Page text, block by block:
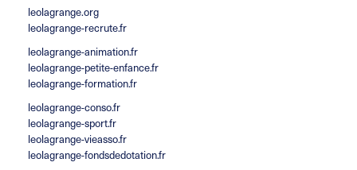
leolagrange.org
leolagrange-recrute.fr
leolagrange-animation.fr
leolagrange-petite-enfance.fr
leolagrange-formation.fr
leolagrange-conso.fr
leolagrange-sport.fr
leolagrange-vieasso.fr
leolagrange-fondsdedotation.fr